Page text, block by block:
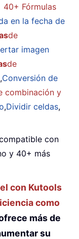
40+ Fórmulas
en la fecha de
de
imagen
de
,Conversión de
combinación y
,Dividir celdas,
con
y 40+ más
con Kutools
como
más de
su